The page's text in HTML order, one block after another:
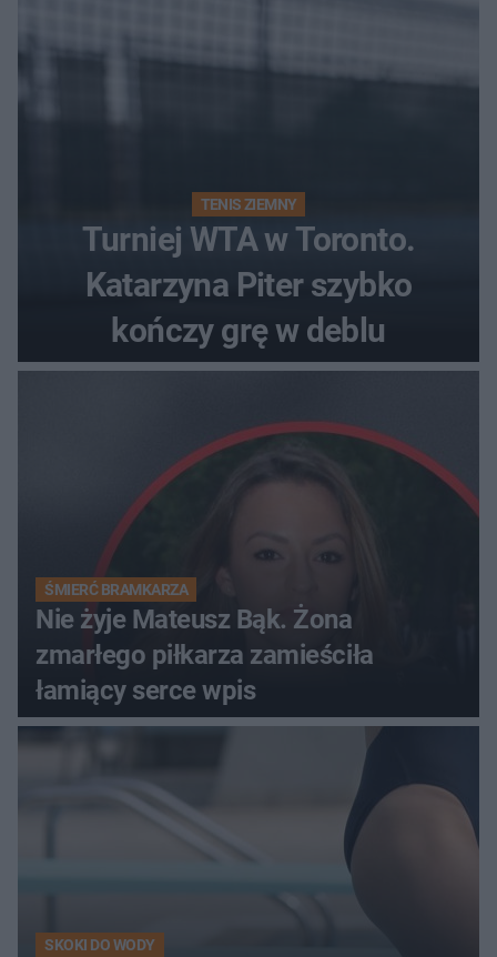
TENIS ZIEMNY
Turniej WTA w Toronto.
Katarzyna Piter szybko
kończy grę w deblu
ŚMIERĆ BRAMKARZA
Nie żyje Mateusz Bąk. Żona
zmarłego piłkarza zamieściła
łamiący serce wpis
SKOKI DO WODY